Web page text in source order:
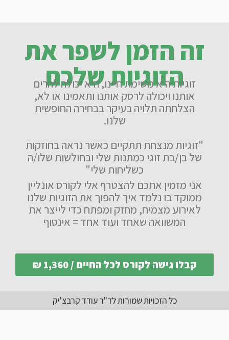
זה הזמן לשפר את
הזוגיות שלכם
זוגיות היא משימת חיינו, היא יכולה להרים
אותנו ויכולה לרסק אותנו ותאמינו או לא,
הצלחתה תלויה בעיקר בבחירה החופשית
שלנו.
"זוגיות מנצחת תתקיים כאשר נראה בחוזקות
של בן/בת זוגי כמתנות שלי ובחולשות שלו/ה
כשליחות שלי"
אני מזמין אתכם להצטרף אלי לקורס אונליין
ממוקד בו נלמד איך להפוך את הזוגיות שלנו
לאירוע מצמיח, מחזק ומפתח כדי לייצר את
המשוואה שאחד ועוד אחד = אינסוף
קבלו גישה לקורס לכל החיים / 1,360 ₪
כל הזכויות שמורות לד"ר עודד קרבצ'יק